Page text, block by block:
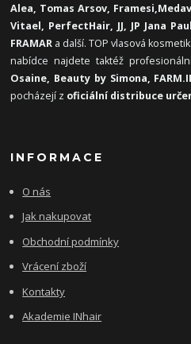
Alea, Tomas Arsov, Framesi,
Vitael, PerfectHair, JJ, JP Jana
FRAMAR a další. TOP vlasová
nabídce najdete taktéž
Osaine, Beauty by Simona,
pocházejí z oficiální distribuce
INFORMACE
O nás
Jak nakupovat
Obchodní podmínky
Vrácení zboží
Kontakty
Akademie INhair